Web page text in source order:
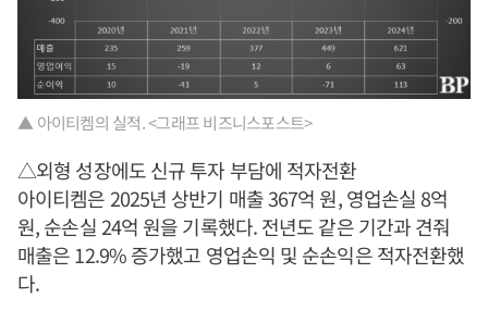
▲ 아이티켐의 실적. <그래프 비즈니스포스트>
△외형 성장에도 신규 투자 부담에 적자전환
아이티켐은 2025년 상반기 매출 367억 원, 영업손실 8억
원, 순손실 24억 원을 기록했다. 전년도 같은 기간과 견줘
매출은 12.9% 증가했고 영업손익 및 순손익은 적자전환했
다.